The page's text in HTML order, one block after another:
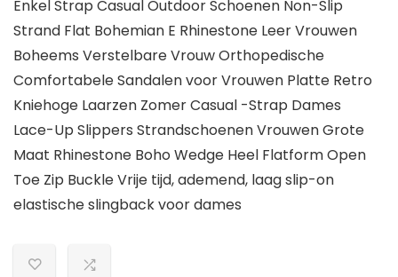
Enkel Strap Casual Outdoor Schoenen Non-Slip
Strand Flat Bohemian E Rhinestone Leer Vrouwen
Boheems Verstelbare Vrouw Orthopedische
Comfortabele Sandalen voor Vrouwen Platte Retro
Kniehoge Laarzen Zomer Casual -Strap Dames
Lace-Up Slippers Strandschoenen Vrouwen Grote
Maat Rhinestone Boho Wedge Heel Flatform Open
Toe Zip Buckle Vrije tijd, ademend, laag slip-on
elastische slingback voor dames